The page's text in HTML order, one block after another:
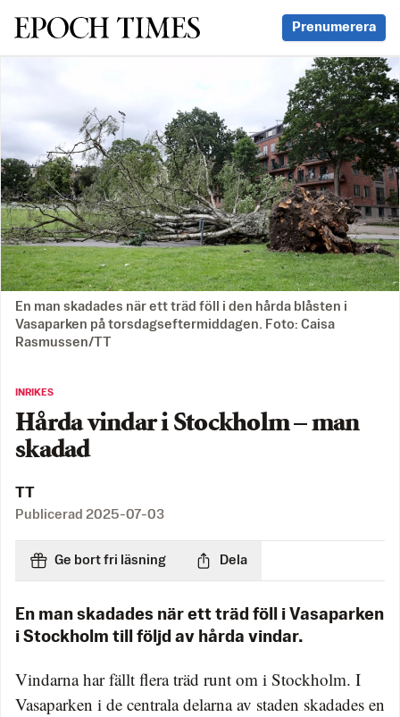
Svenska Epoch Times Prenumerera
En man skadades när ett träd föll i den hårda blåsten i
Vasaparken på torsdagseftermiddagen. Foto: Caisa
Rasmussen/TT
INRIKES
Hårda vindar i Stockholm – man
skadad
TT
Publicerad 2025-07-03
Ge bort fri läsning Dela
En man skadades när ett träd föll i Vasaparken
i Stockholm till följd av hårda vindar.
Vindarna har fällt flera träd runt om i Stockholm. I
Vasaparken i de centrala delarna av staden skadades en